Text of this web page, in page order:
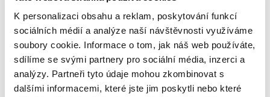
K personalizaci obsahu a reklam, poskytování funkcí
sociálních médií a analýze naší návštěvnosti využíváme
soubory cookie. Informace o tom, jak náš web používáte,
sdílíme se svými partnery pro sociální média, inzerci a
analýzy. Partneři tyto údaje mohou zkombinovat s
dalšími informacemi, které jste jim poskytli nebo které